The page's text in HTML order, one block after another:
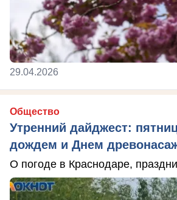
29.04.2026
Общество
Утренний дайджест:
дождем и Днем
О погоде в Краснодаре,